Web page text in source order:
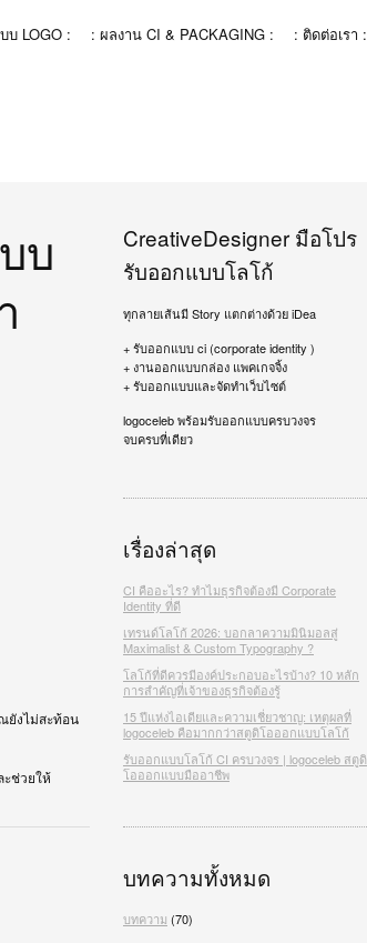
บ LOGO : : ผลงาน CI & PACKAGING : : ติดต่อเรา :
บ
ยังไม่สะท้อน
ะช่วยให้
CreativeDesigner มือโปร
รับออกแบบโลโก้
ทุกลายเส้นมี Story แตกต่างด้วย iDea
+ รับออกแบบ ci (corporate identity )
+ งานออกแบบกล่อง แพคเกจจิ้ง
+ รับออกแบบและจัดทำเว็บไซต์
logoceleb พร้อมรับออกแบบครบวงจร
จบครบที่เดียว
เรื่องล่าสุด
CI คืออะไร? ทำไมธุรกิจต้องมี Corporate
Identity ที่ดี
เทรนด์โลโก้ 2026: บอกลาความมินิมอลสู่
Maximalist & Custom Typography ?
โลโก้ที่ดีควรมีองค์ประกอบอะไรบ้าง? 10 หลัก
การสำคัญที่เจ้าของธุรกิจต้องรู้
15 ปีแห่งไอเดียและความเชี่ยวชาญ: เหตุผลที่
logoceleb คือมากกว่าสตูดิโอออกแบบโลโก้
รับออกแบบโลโก้ CI ครบวงจร | logoceleb สตูดิ
โอออกแบบมืออาชีพ
บทความทั้งหมด
บทความ (70)